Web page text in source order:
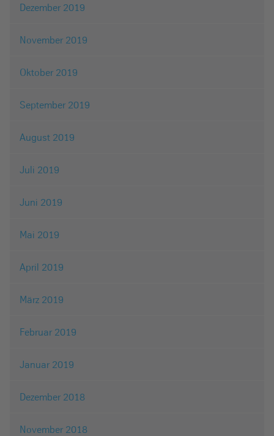
Dezember 2019
November 2019
Oktober 2019
September 2019
August 2019
Juli 2019
Juni 2019
Mai 2019
April 2019
März 2019
Februar 2019
Januar 2019
Dezember 2018
November 2018